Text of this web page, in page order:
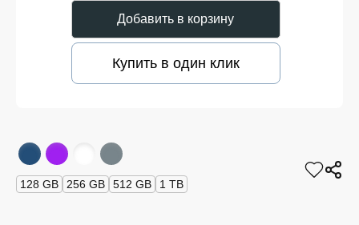
Добавить в корзину
Купить в один клик
128 GB 256 GB 512 GB 1 TB